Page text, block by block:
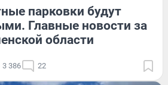
парковки будут
Главные новости за
области
3 386 22